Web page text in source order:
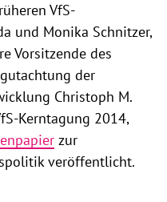
VfS-
und Monika Schnitzer,
Vorsitzende des
der
Christoph M.
Kerntagung 2014,
zur
veröffentlicht.